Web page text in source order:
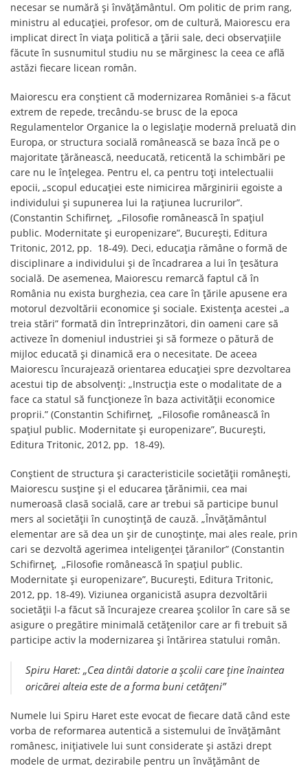
necesar se numără și învățământul. Om politic de prim rang,
ministru al educației, profesor, om de cultură, Maiorescu era
implicat direct în viața politică a țării sale, deci observațiile
făcute în susnumitul studiu nu se mărginesc la ceea ce află
astăzi fiecare licean român.
Maiorescu era conștient că modernizarea României s-a făcut
extrem de repede, trecându-se brusc de la epoca
Regulamentelor Organice la o legislație modernă preluată din
Europa, or structura socială românească se baza încă pe o
majoritate țărănească, needucată, reticentă la schimbări pe
care nu le înțelegea. Pentru el, ca pentru toți intelectualii
epocii, „scopul educației este nimicirea mărginirii egoiste a
individului și supunerea lui la rațiunea lucrurilor”.
(Constantin Schifirneţ, „Filosofie românească în spaţiul
public. Modernitate şi europenizare”, Bucureşti, Editura
Tritonic, 2012, pp. 18-49). Deci, educația rămâne o formă de
disciplinare a individului și de încadrarea a lui în țesătura
socială. De asemenea, Maiorescu remarcă faptul că în
România nu exista burghezia, cea care în țările apusene era
motorul dezvoltării economice și sociale. Existența acestei „a
treia stări” formată din întreprinzători, din oameni care să
activeze în domeniul industriei și să formeze o pătură de
mijloc educată și dinamică era o necesitate. De aceea
Maiorescu încurajează orientarea educației spre dezvoltarea
acestui tip de absolvenți: „Instrucţia este o modalitate de a
face ca statul să funcţioneze în baza activităţii economice
proprii.” (Constantin Schifirneţ, „Filosofie românească în
spaţiul public. Modernitate şi europenizare”, Bucureşti,
Editura Tritonic, 2012, pp. 18-49).
Conștient de structura și caracteristicile societății românești,
Maiorescu susține și el educarea țărănimii, cea mai
numeroasă clasă socială, care ar trebui să participe bunul
mers al societății în cunoștință de cauză. „Învăţământul
elementar are să dea un şir de cunoştinţe, mai ales reale, prin
cari se dezvoltă agerimea inteligenţei ţăranilor” (Constantin
Schifirneţ, „Filosofie românească în spaţiul public.
Modernitate şi europenizare”, Bucureşti, Editura Tritonic,
2012, pp. 18-49). Viziunea organicistă asupra dezvoltării
societății l-a făcut să încurajeze crearea școlilor în care să se
asigure o pregătire minimală cetățenilor care ar fi trebuit să
participe activ la modernizarea și întărirea statului român.
Spiru Haret: „Cea dintâi datorie a școlii care ține înaintea
oricărei alteia este de a forma buni cetățeni”
Numele lui Spiru Haret este evocat de fiecare dată când este
vorba de reformarea autentică a sistemului de învățământ
românesc, inițiativele lui sunt considerate și astăzi drept
modele de urmat, dezirabile pentru un învățământ de